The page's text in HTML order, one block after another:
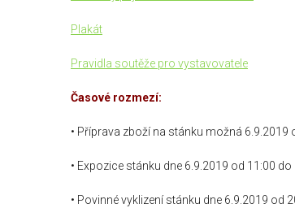
Plakát
Pravidla soutěže pro vystavovatele
Časové rozmezí:
• Příprava zboží na stánku možná 6.9.2019
• Expozice stánku dne 6.9.2019 od 11:00 do
• Povinné vyklizení stánku dne 6.9.2019 od